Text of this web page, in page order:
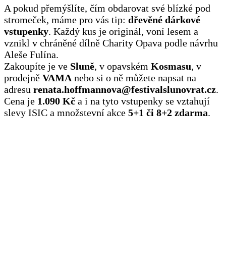
A pokud přemýšlíte, čím obdarovat své blízké pod
stromeček, máme pro vás tip: dřevěné dárkové
vstupenky. Každý kus je originál, voní lesem a
vznikl v chráněné dílně Charity Opava podle návrhu
Aleše Fulína.
Zakoupíte je ve Sluně, v opavském Kosmasu, v
prodejně VAMA nebo si o ně můžete napsat na
adresu renata.hoffmannova@festivalslunovrat.cz.
Cena je 1.090 Kč a i na tyto vstupenky se vztahují
slevy ISIC a množstevní akce 5+1 či 8+2 zdarma.